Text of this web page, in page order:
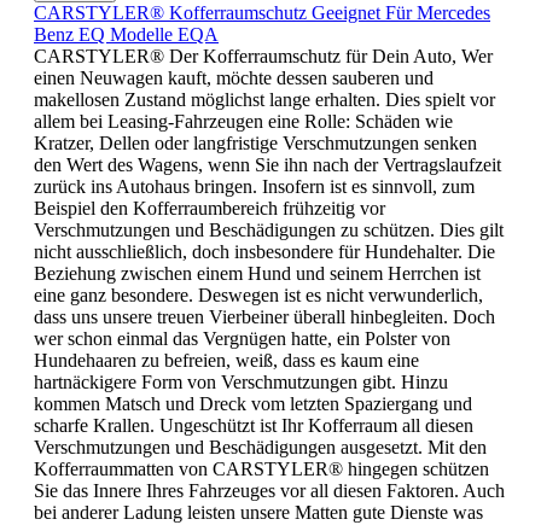
CARSTYLER® Kofferraumschutz Geeignet Für Mercedes
Benz EQ Modelle EQA
CARSTYLER® Der Kofferraumschutz für Dein Auto, Wer
einen Neuwagen kauft, möchte dessen sauberen und
makellosen Zustand möglichst lange erhalten. Dies spielt vor
allem bei Leasing-Fahrzeugen eine Rolle: Schäden wie
Kratzer, Dellen oder langfristige Verschmutzungen senken
den Wert des Wagens, wenn Sie ihn nach der Vertragslaufzeit
zurück ins Autohaus bringen. Insofern ist es sinnvoll, zum
Beispiel den Kofferraumbereich frühzeitig vor
Verschmutzungen und Beschädigungen zu schützen. Dies gilt
nicht ausschließlich, doch insbesondere für Hundehalter. Die
Beziehung zwischen einem Hund und seinem Herrchen ist
eine ganz besondere. Deswegen ist es nicht verwunderlich,
dass uns unsere treuen Vierbeiner überall hinbegleiten. Doch
wer schon einmal das Vergnügen hatte, ein Polster von
Hundehaaren zu befreien, weiß, dass es kaum eine
hartnäckigere Form von Verschmutzungen gibt. Hinzu
kommen Matsch und Dreck vom letzten Spaziergang und
scharfe Krallen. Ungeschützt ist Ihr Kofferraum all diesen
Verschmutzungen und Beschädigungen ausgesetzt. Mit den
Kofferraummatten von CARSTYLER® hingegen schützen
Sie das Innere Ihres Fahrzeuges vor all diesen Faktoren. Auch
bei anderer Ladung leisten unsere Matten gute Dienste was